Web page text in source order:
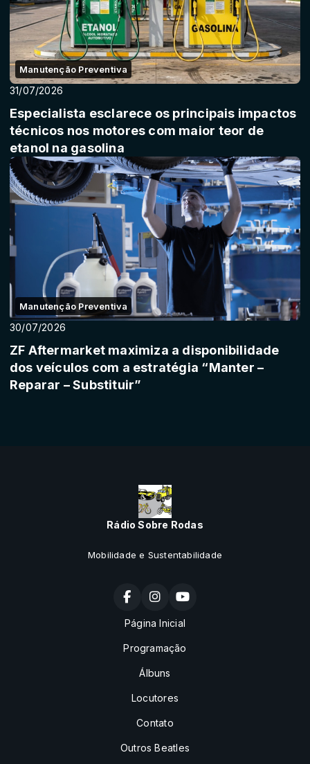
Manutenção Preventiva
31/07/2026
Especialista esclarece os principais impactos
técnicos nos motores com maior teor de
etanol na gasolina
Manutenção Preventiva
30/07/2026
ZF Aftermarket maximiza a disponibilidade
dos veículos com a estratégia “Manter –
Reparar – Substituir”
Rádio Sobre Rodas
Mobilidade e Sustentabilidade
Página Inicial
Programação
Álbuns
Locutores
Contato
Outros Beatles